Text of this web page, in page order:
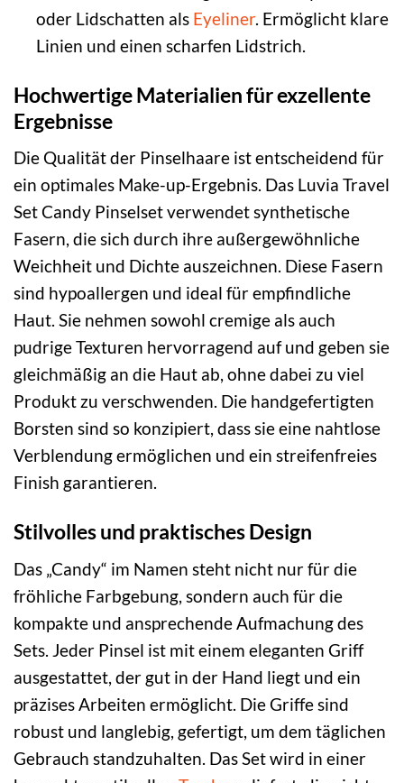
oder Lidschatten als Eyeliner. Ermöglicht klare
Linien und einen scharfen Lidstrich.
Hochwertige Materialien für exzellente
Ergebnisse
Die Qualität der Pinselhaare ist entscheidend für
ein optimales Make-up-Ergebnis. Das Luvia Travel
Set Candy Pinselset verwendet synthetische
Fasern, die sich durch ihre außergewöhnliche
Weichheit und Dichte auszeichnen. Diese Fasern
sind hypoallergen und ideal für empfindliche
Haut. Sie nehmen sowohl cremige als auch
pudrige Texturen hervorragend auf und geben sie
gleichmäßig an die Haut ab, ohne dabei zu viel
Produkt zu verschwenden. Die handgefertigten
Borsten sind so konzipiert, dass sie eine nahtlose
Verblendung ermöglichen und ein streifenfreies
Finish garantieren.
Stilvolles und praktisches Design
Das „Candy“ im Namen steht nicht nur für die
fröhliche Farbgebung, sondern auch für die
kompakte und ansprechende Aufmachung des
Sets. Jeder Pinsel ist mit einem eleganten Griff
ausgestattet, der gut in der Hand liegt und ein
präzises Arbeiten ermöglicht. Die Griffe sind
robust und langlebig, gefertigt, um dem täglichen
Gebrauch standzuhalten. Das Set wird in einer